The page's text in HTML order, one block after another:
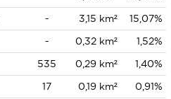
- 3,15 km²
15,07%
- 0,32 km²
1,52%
535 0,29 km²
1,40%
17 0,19 km² 0,91%